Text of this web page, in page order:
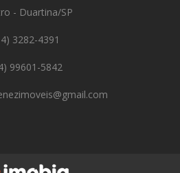
- Duartina/SP
3282-4391
99601-5842